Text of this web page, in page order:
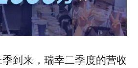
到来，瑞幸二季度的营收